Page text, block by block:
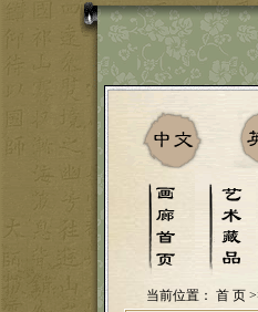
当前位置： 首 页